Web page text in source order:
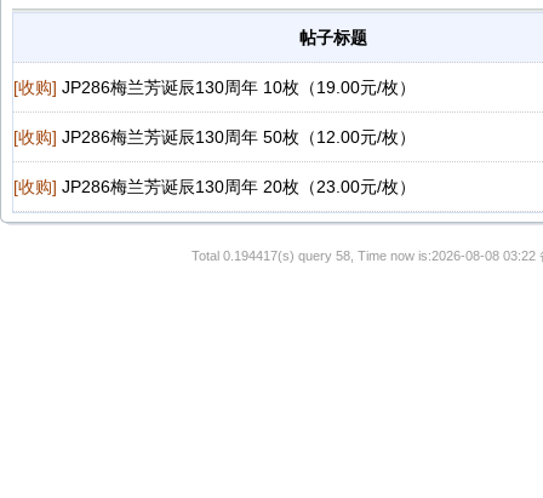
帖子标题
[收购] JP286梅兰芳诞辰130周年 10枚（19.00元/枚）
[收购] JP286梅兰芳诞辰130周年 50枚（12.00元/枚）
[收购] JP286梅兰芳诞辰130周年 20枚（23.00元/枚）
Total 0.194417(s) query 58, Time now is:2026-08-08 03:22